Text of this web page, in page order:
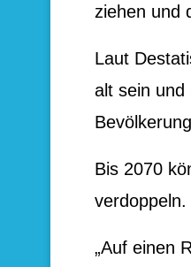
ziehen und
Laut
alt sein und
Bis 2070
verdoppeln.
„Auf einen